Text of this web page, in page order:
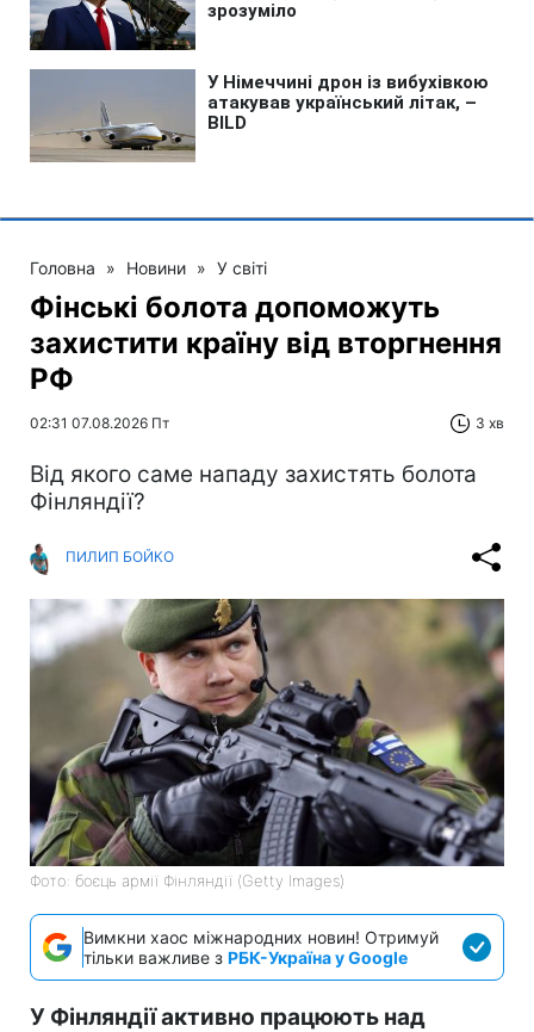
Головна » Новини » У світі
Фінські болота допоможуть
захистити країну від вторгнення
РФ
02:31 07.08.2026 Пт 3 хв
Від якого саме нападу захистять болота
Фінляндії?
ПИЛИП БОЙКО
Фото: боєць армії Фінляндії (Getty Images)
Вимкни хаос міжнародних новин! Отримуй
тільки важливе з РБК-Україна у Google
У Фінляндії активно працюють над